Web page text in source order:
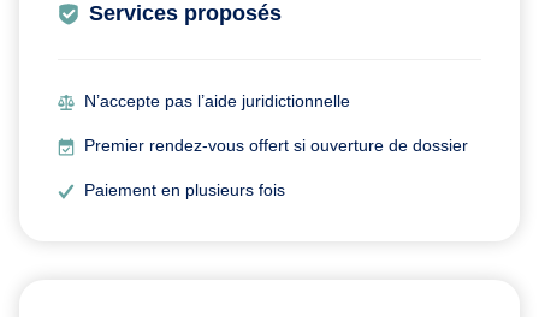
Services proposés
N’accepte pas l’aide juridictionnelle
Premier rendez-vous offert si ouverture de dossier
Paiement en plusieurs fois